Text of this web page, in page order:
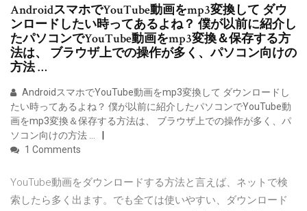
AndroidスマホでYouTube動画をmp3変換して ダウ
ンロードしたい時ってあるよね？ 僕が以前に紹介し
たパソコンでYouTube動画をmp3変換＆保存する方
法は、 ブラウザ上での操作が多く、パソコン向けの
方法 …
AndroidスマホでYouTube動画をmp3変換して ダウンロードし
たい時ってあるよね？ 僕が以前に紹介したパソコンでYouTube動
画をmp3変換＆保存する方法は、 ブラウザ上での操作が多く、パ
ソコン向けの方法 …
1 Comments
YouTube動画をダウンロードする方法と言えば、ネットで検
索したら多く出ます。でも全ては使いやすい、ダウンロード